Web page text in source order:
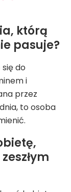
którą
pasuje?
do
i
przez
to osoba